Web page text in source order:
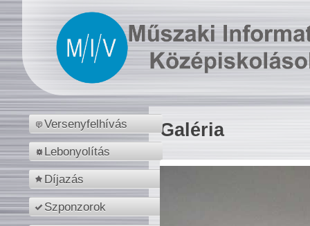
Versenyfelhívás
Lebonyolítás
Díjazás
Szponzorok
Galéria